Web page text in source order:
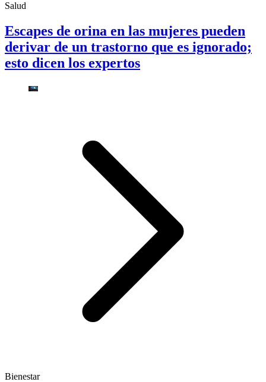
Salud
Escapes de orina en las mujeres pueden
derivar de un trastorno que es ignorado;
esto dicen los expertos
Bienestar